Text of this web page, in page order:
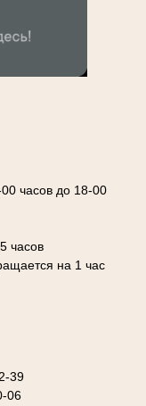
часов до 18-00
часов
на 1 час
39
06